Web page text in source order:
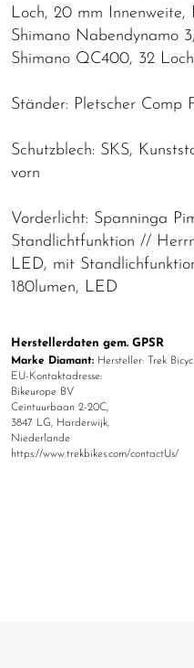
Loch, 20 mm Innenweite,
Shimano Nabendynamo
Shimano QC400, 32
Ständer: Pletscher Comp
Schutzblech: SKS,
vorn
Vorderlicht: Spanninga
Standlichtfunktion //
LED, mit
180lumen, LED
Herstellerdaten gem. GPSR
Marke Diamant: Hersteller: Trek
EU-Kontaktadresse:
Bikeurope BV
Ceintuurbaan 2-20C,
3847 LG, Harderwijk,
Niederlande
https://www.trekbikes.com/contactUs/